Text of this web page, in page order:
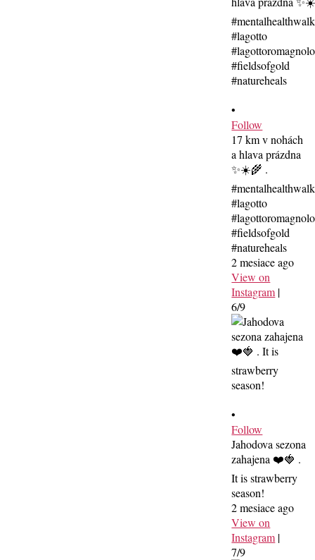
•
Follow
17 km v nohách
a hlava prázdna
✨☀️🌾 .
#mentalhealthwalk
#lagotto
#fieldsofgold
#natureheals
2 mesiace ago
View on
Instagram |
6/9
•
Follow
Jahodova sezona
zahajena ❤️🍓 .
It is strawberry
season!
2 mesiace ago
View on
Instagram |
7/9